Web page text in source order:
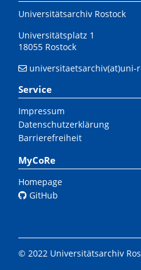
Universitätsarchiv Rostock
Universitätsplatz 1
18055 Rostock
universitaetsarchiv(at)uni-
Service
Impressum
Datenschutzerklärung
Barrierefreiheit
MyCoRe
Homepage
GitHub
© 2022 Universitätsarchiv